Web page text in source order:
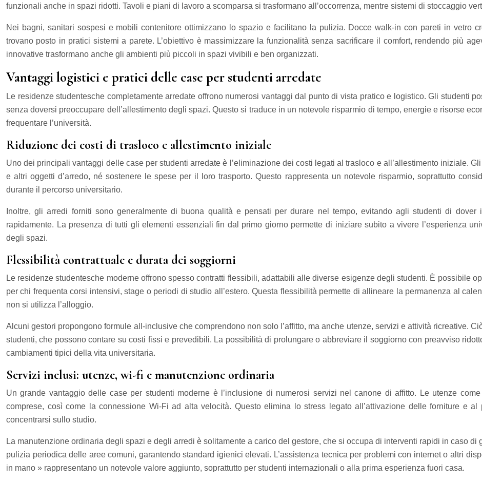
funzionali anche in spazi ridotti. Tavoli e piani di lavoro a scomparsa si trasformano all’occorrenza, mentre sistemi di stoccaggio
Nei bagni, sanitari sospesi e mobili contenitore ottimizzano lo spazio e facilitano la pulizia. Docce walk-in con pareti in vetro
trovano posto in pratici sistemi a parete. L’obiettivo è massimizzare la funzionalità senza sacrificare il comfort, rendendo più
innovative trasformano anche gli ambienti più piccoli in spazi vivibili e ben organizzati.
Vantaggi logistici e pratici delle case per studenti arredate
Le residenze studentesche completamente arredate offrono numerosi vantaggi dal punto di vista pratico e logistico. Gli studenti
senza doversi preoccupare dell’allestimento degli spazi. Questo si traduce in un notevole risparmio di tempo, energie e risorse
frequentare l’università.
Riduzione dei costi di trasloco e allestimento iniziale
Uno dei principali vantaggi delle case per studenti arredate è l’eliminazione dei costi legati al trasloco e all’allestimento iniziale.
e altri oggetti d’arredo, né sostenere le spese per il loro trasporto. Questo rappresenta un notevole risparmio, soprattutto
durante il percorso universitario.
Inoltre, gli arredi forniti sono generalmente di buona qualità e pensati per durare nel tempo, evitando agli studenti di
rapidamente. La presenza di tutti gli elementi essenziali fin dal primo giorno permette di iniziare subito a vivere l’esperienza
degli spazi.
Flessibilità contrattuale e durata dei soggiorni
Le residenze studentesche moderne offrono spesso contratti flessibili, adattabili alle diverse esigenze degli studenti. È possibile
per chi frequenta corsi intensivi, stage o periodi di studio all’estero. Questa flessibilità permette di allineare la permanenza al
non si utilizza l’alloggio.
Alcuni gestori propongono formule all-inclusive che comprendono non solo l’affitto, ma anche utenze, servizi e attività ricreative.
studenti, che possono contare su costi fissi e prevedibili. La possibilità di prolungare o abbreviare il soggiorno con preavviso
cambiamenti tipici della vita universitaria.
Servizi inclusi: utenze, wi-fi e manutenzione ordinaria
Un grande vantaggio delle case per studenti moderne è l’inclusione di numerosi servizi nel canone di affitto. Le utenze
comprese, così come la connessione Wi-Fi ad alta velocità. Questo elimina lo stress legato all’attivazione delle forniture e
concentrarsi sullo studio.
La manutenzione ordinaria degli spazi e degli arredi è solitamente a carico del gestore, che si occupa di interventi rapidi in caso di
pulizia periodica delle aree comuni, garantendo standard igienici elevati. L’assistenza tecnica per problemi con internet o altri
in mano » rappresentano un notevole valore aggiunto, soprattutto per studenti internazionali o alla prima esperienza fuori casa.